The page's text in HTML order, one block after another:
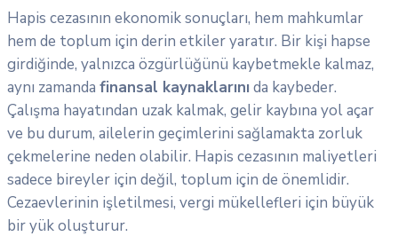
Hapis cezasının ekonomik sonuçları, hem mahkumlar
hem de toplum için derin etkiler yaratır. Bir kişi hapse
girdiğinde, yalnızca özgürlüğünü kaybetmekle kalmaz,
aynı zamanda finansal kaynaklarını da kaybeder.
Çalışma hayatından uzak kalmak, gelir kaybına yol açar
ve bu durum, ailelerin geçimlerini sağlamakta zorluk
çekmelerine neden olabilir. Hapis cezasının maliyetleri
sadece bireyler için değil, toplum için de önemlidir.
Cezaevlerinin işletilmesi, vergi mükellefleri için büyük
bir yük oluşturur.